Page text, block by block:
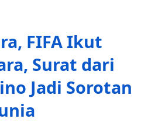
FIFA Ikut
Surat dari
Jadi Sorotan